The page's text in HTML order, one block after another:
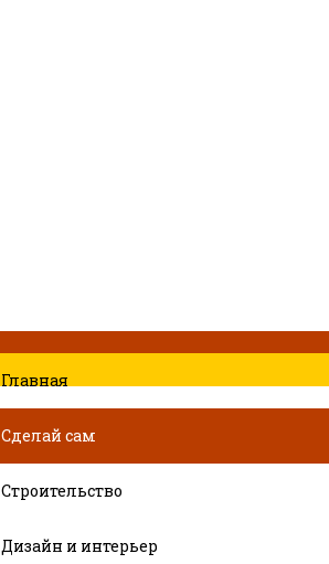
Главная
Сделай сам
Строительство
Дизайн и интерьер